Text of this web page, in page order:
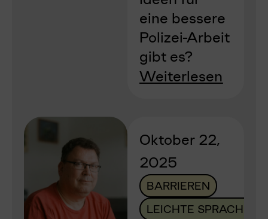
eine bessere
Polizei-Arbeit
gibt es?
Weiterlesen
Oktober 22,
2025
BARRIEREN
LEICHTE SPRACHE